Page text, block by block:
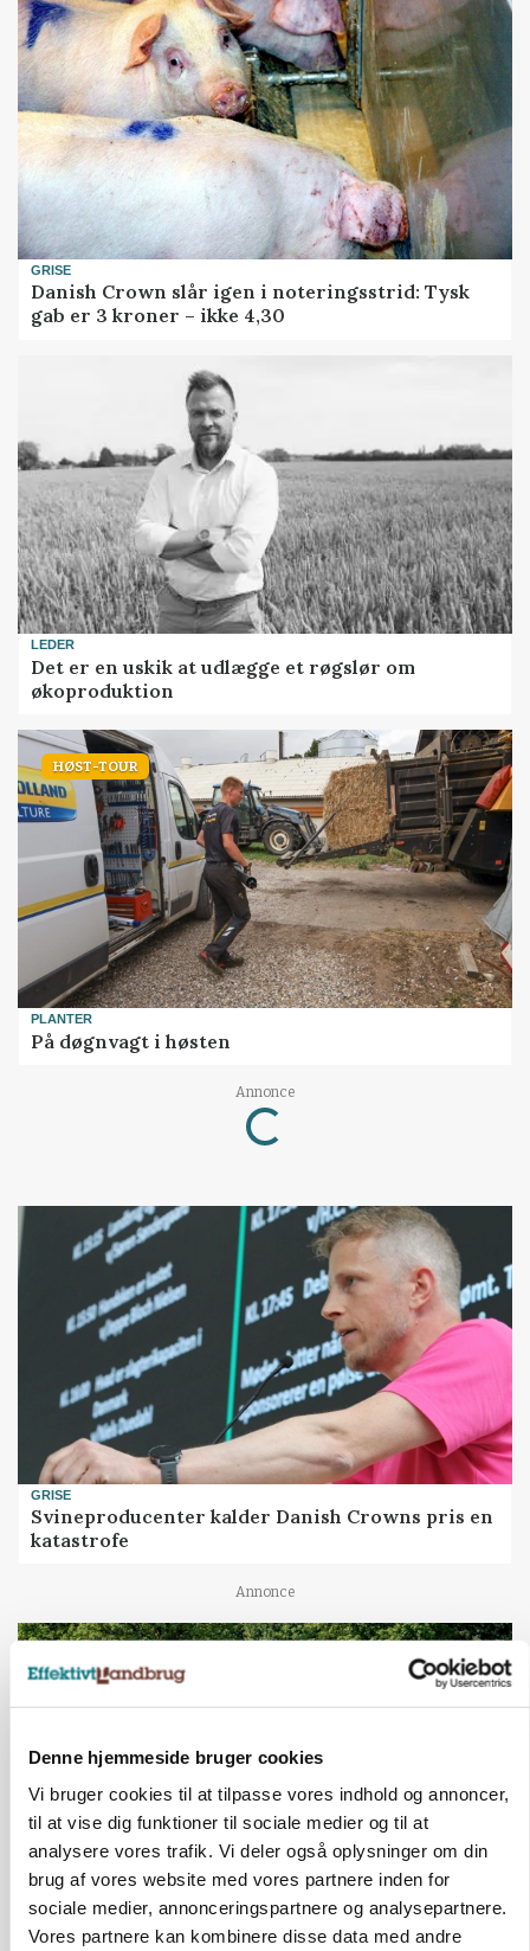
Denne hjemmeside bruger cookies
Vi bruger cookies til at tilpasse vores indhold og annoncer,
til at vise dig funktioner til sociale medier og til at
analysere vores trafik. Vi deler også oplysninger om din
brug af vores website med vores partnere inden for
sociale medier, annonceringspartnere og analysepartnere.
Vores partnere kan kombinere disse data med andre
GRISE
Danish Crown slår igen i noteringsstrid: Tysk
gab er 3 kroner – ikke 4,30
LEDER
Det er en uskik at udlægge et røgslør om
økoproduktion
HØST-TOUR
PLANTER
På døgnvagt i høsten
Annonce
Loading...
GRISE
Svineproducenter kalder Danish Crowns pris en
katastrofe
Annonce
MASKINER
Forserie til selvkørende skårlægger afprøves i år